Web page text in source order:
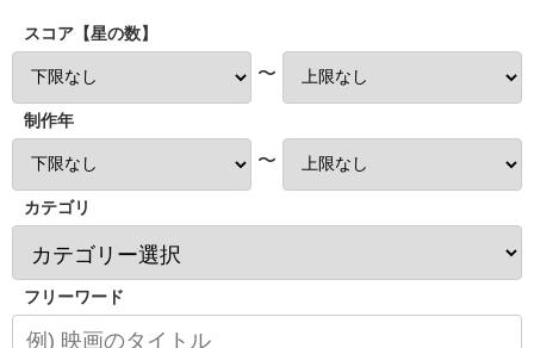
スコア【星の数】
〜
制作年
〜
カテゴリ
フリーワード